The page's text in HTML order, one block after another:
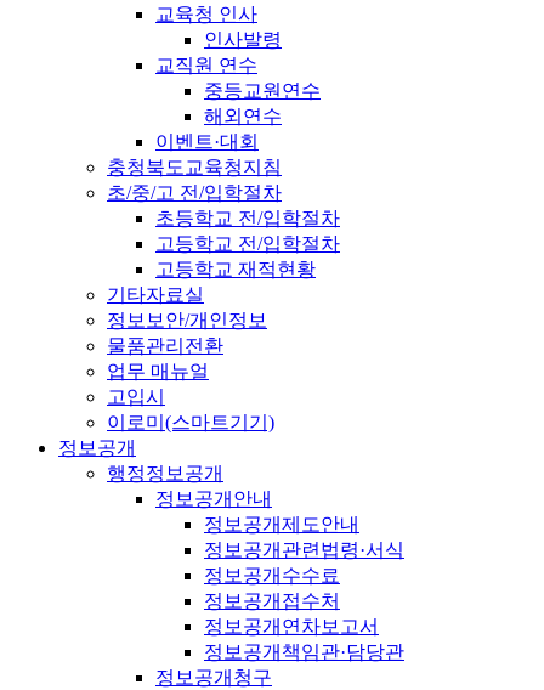
교육청 인사
인사발령
교직원 연수
중등교원연수
해외연수
이벤트·대회
충청북도교육청지침
초/중/고 전/입학절차
초등학교 전/입학절차
고등학교 전/입학절차
고등학교 재적현황
기타자료실
정보보안/개인정보
물품관리전환
업무 매뉴얼
고입시
이로미(스마트기기)
정보공개
행정정보공개
정보공개안내
정보공개제도안내
정보공개관련법령·서식
정보공개수수료
정보공개접수처
정보공개연차보고서
정보공개책임관·담당관
정보공개청구